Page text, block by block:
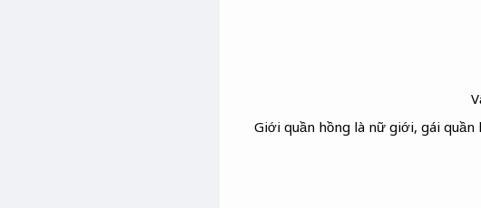
Giới quần hồng là nữ giới, gái quần